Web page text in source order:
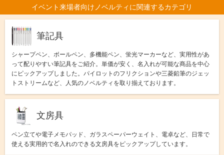
イベント来場者向けノベルティに関連するカテゴリ
筆記具
シャープペン、ボールペン、多機能ペン、蛍光マーカーなど、実用性があ
って配りやすい筆記具をご紹介。単価が安く、名入れが可能な商品を中心
にピックアップしました。パイロットのフリクションや三菱鉛筆のジェッ
トストリームなど、人気のノベルティを取り揃えております。
文房具
ペン立てや電子メモパッド、ガラスペーパーウェイト、電卓など、日常で
使える実用的で名入れのできる文房具をピックアップしています。